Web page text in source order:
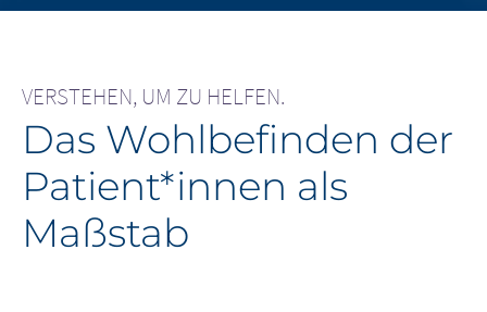
VERSTEHEN, UM ZU HELFEN.
Das Wohlbefinden der
Patient*innen als
Maßstab